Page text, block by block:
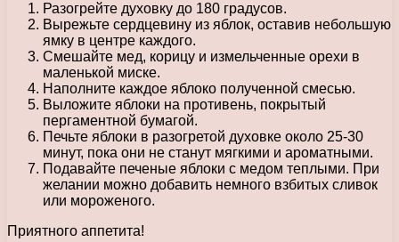
Разогрейте духовку до 180 градусов.
Вырежьте сердцевину из яблок, оставив небольшую
ямку в центре каждого.
Смешайте мед, корицу и измельченные орехи в
маленькой миске.
Наполните каждое яблоко полученной смесью.
Выложите яблоки на противень, покрытый
пергаментной бумагой.
Печьте яблоки в разогретой духовке около 25-30
минут, пока они не станут мягкими и ароматными.
Подавайте печеные яблоки с медом теплыми. При
желании можно добавить немного взбитых сливок
или мороженого.
Приятного аппетита!